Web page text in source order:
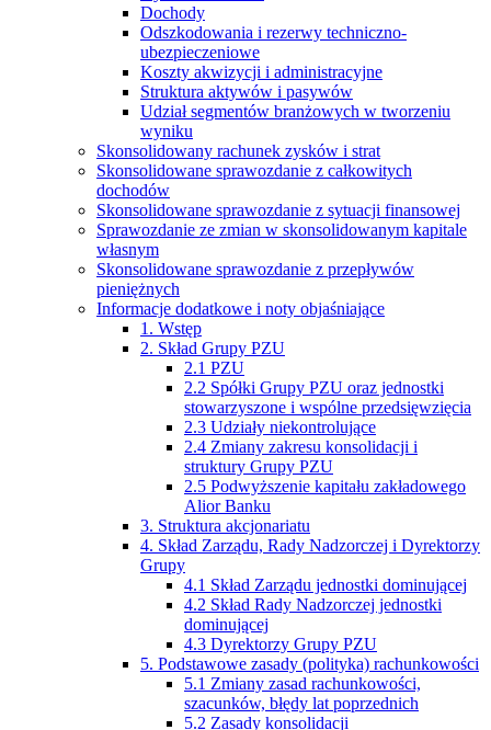
Dochody
Odszkodowania i rezerwy techniczno-
ubezpieczeniowe
Koszty akwizycji i administracyjne
Struktura aktywów i pasywów
Udział segmentów branżowych w tworzeniu
wyniku
Skonsolidowany rachunek zysków i strat
Skonsolidowane sprawozdanie z całkowitych
dochodów
Skonsolidowane sprawozdanie z sytuacji finansowej
Sprawozdanie ze zmian w skonsolidowanym kapitale
własnym
Skonsolidowane sprawozdanie z przepływów
pieniężnych
Informacje dodatkowe i noty objaśniające
1. Wstęp
2. Skład Grupy PZU
2.1 PZU
2.2 Spółki Grupy PZU oraz jednostki
stowarzyszone i wspólne przedsięwzięcia
2.3 Udziały niekontrolujące
2.4 Zmiany zakresu konsolidacji i
struktury Grupy PZU
2.5 Podwyższenie kapitału zakładowego
Alior Banku
3. Struktura akcjonariatu
4. Skład Zarządu, Rady Nadzorczej i Dyrektorzy
Grupy
4.1 Skład Zarządu jednostki dominującej
4.2 Skład Rady Nadzorczej jednostki
dominującej
4.3 Dyrektorzy Grupy PZU
5. Podstawowe zasady (polityka) rachunkowości
5.1 Zmiany zasad rachunkowości,
szacunków, błędy lat poprzednich
5.2 Zasady konsolidacji